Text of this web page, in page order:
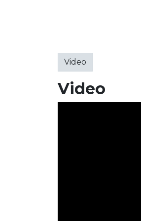
Video
Video